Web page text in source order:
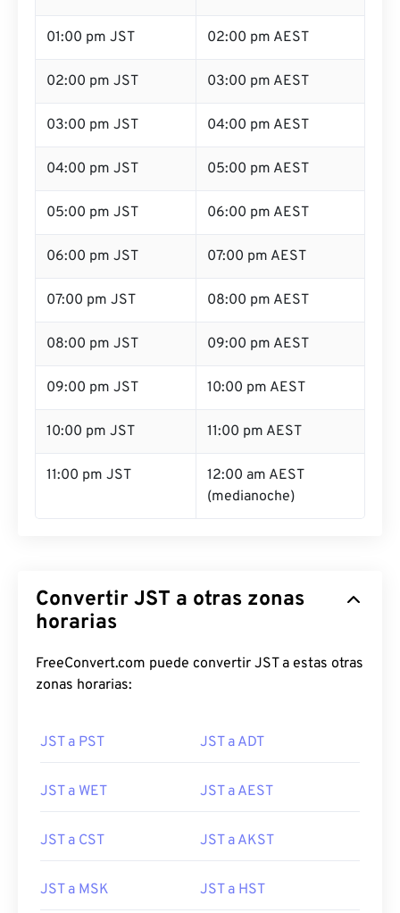
01:00 pm JST 02:00 pm AEST
02:00 pm JST 03:00 pm AEST
03:00 pm JST 04:00 pm AEST
04:00 pm JST 05:00 pm AEST
05:00 pm JST 06:00 pm AEST
06:00 pm JST 07:00 pm AEST
07:00 pm JST 08:00 pm AEST
08:00 pm JST 09:00 pm AEST
09:00 pm JST 10:00 pm AEST
10:00 pm JST 11:00 pm AEST
11:00 pm JST
12:00 am AEST
(medianoche)
Convertir JST a otras zonas
horarias
FreeConvert.com puede convertir JST a estas otras
zonas horarias:
JST a PST JST a ADT
JST a WET JST a AEST
JST a CST JST a AKST
JST a MSK JST a HST